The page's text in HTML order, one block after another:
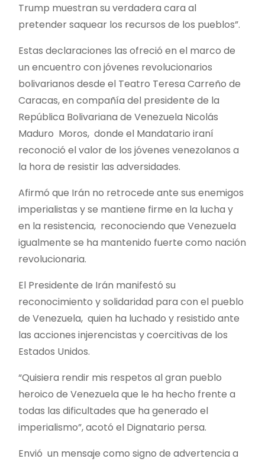
Trump muestran su verdadera cara al
pretender saquear los recursos de los pueblos”.
Estas declaraciones las ofreció en el marco de
un encuentro con jóvenes revolucionarios
bolivarianos desde el Teatro Teresa Carreño de
Caracas, en compañía del presidente de la
República Bolivariana de Venezuela Nicolás
Maduro Moros, donde el Mandatario iraní
reconoció el valor de los jóvenes venezolanos a
la hora de resistir las adversidades.
Afirmó que Irán no retrocede ante sus enemigos
imperialistas y se mantiene firme en la lucha y
en la resistencia, reconociendo que Venezuela
igualmente se ha mantenido fuerte como nación
revolucionaria.
El Presidente de Irán manifestó su
reconocimiento y solidaridad para con el pueblo
de Venezuela, quien ha luchado y resistido ante
las acciones injerencistas y coercitivas de los
Estados Unidos.
“Quisiera rendir mis respetos al gran pueblo
heroico de Venezuela que le ha hecho frente a
todas las dificultades que ha generado el
imperialismo”, acotó el Dignatario persa.
Envió un mensaje como signo de advertencia a